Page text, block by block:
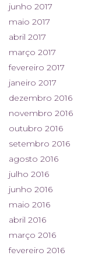
junho 2017
maio 2017
abril 2017
março 2017
fevereiro 2017
janeiro 2017
dezembro 2016
novembro 2016
outubro 2016
setembro 2016
agosto 2016
julho 2016
junho 2016
maio 2016
abril 2016
março 2016
fevereiro 2016